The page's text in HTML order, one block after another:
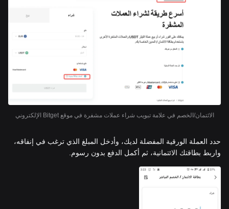
الائتمان/الخصم في علامة تبويب شراء عملات مشفرة في موقع Bitget الإلكتروني
حدد العملة الورقية المفضلة لديك، وأدخل المبلغ الذي ترغب في إنفاقه،
واربط بطاقتك الائتمانية، ثم أكمل الدفع بدون رسوم.